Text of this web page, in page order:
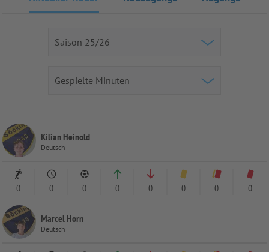
Kilian Heinold
Deutsch
0 0 0 0 0 0 0 0
Marcel Horn
Deutsch